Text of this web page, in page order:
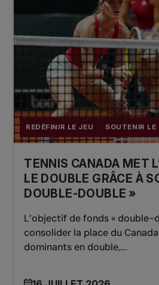
REDÉFINIR LE JEU SOUTENIR
TENNIS CANADA MET
LE DOUBLE GRÂCE À
DOUBLE-DOUBLE »
L’objectif de fonds « double-
consolider la place du
dominants en double,...